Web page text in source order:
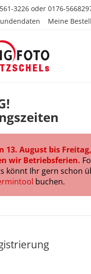
3226oder 0176-
Meine
13. August bis
wir Betriebsferien.
könnt Ihr gern schon
buchen.